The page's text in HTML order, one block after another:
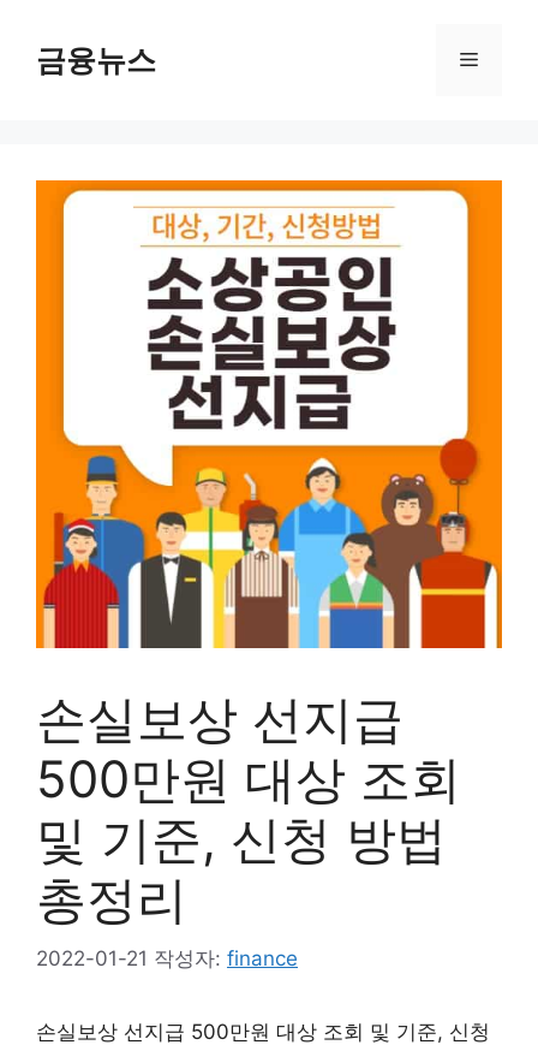
금융뉴스 메
손실보상 선지급
500만원 대상 조회
및 기준, 신청 방법
총정리
2022-01-21 작성자: finance
손실보상 선지급 500만원 대상 조회 및 기준, 신청